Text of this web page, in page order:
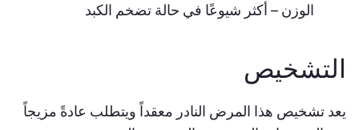
الوزن – أكثر شيوعًا في حالة تضخم الكبد
التشخيص
يعد تشخيص هذا المرض النادر معقداً ويتطلب عادةً مزيجاً